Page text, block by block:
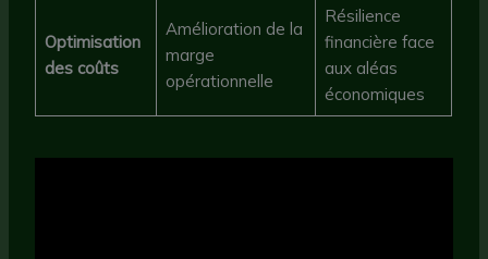
Optimisation
des coûts
Amélioration de la
marge
opérationnelle
Résilience
financière face
aux aléas
économiques